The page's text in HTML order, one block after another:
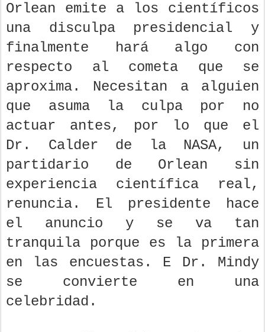
Orlean emite a los científicos
una disculpa presidencial y
finalmente hará algo con
respecto al cometa que se
aproxima. Necesitan a alguien
que asuma la culpa por no
actuar antes, por lo que el
Dr. Calder de la NASA, un
partidario de Orlean sin
experiencia científica real,
renuncia. El presidente hace
el anuncio y se va tan
tranquila porque es la primera
en las encuestas. E Dr. Mindy
se convierte en una
celebridad.